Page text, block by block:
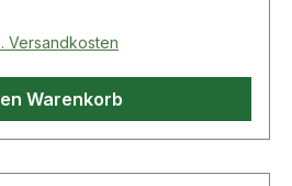
Versandkosten
Warenkorb